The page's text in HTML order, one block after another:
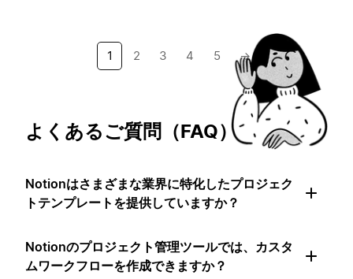
1 2 3 4 5 →
よくあるご質問（FAQ）
Notionはさまざまな業界に特化したプロジェク
トテンプレートを提供していますか？
Notionのプロジェクト管理ツールでは、カスタ
ムワークフローを作成できますか？